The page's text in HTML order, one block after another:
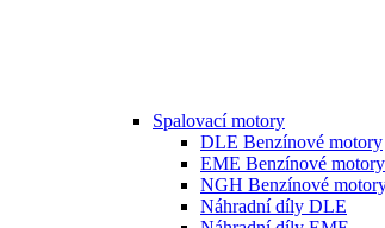
Spalovací motory
DLE Benzínové motory
EME Benzínové motory
NGH Benzínové
Náhradní díly DLE